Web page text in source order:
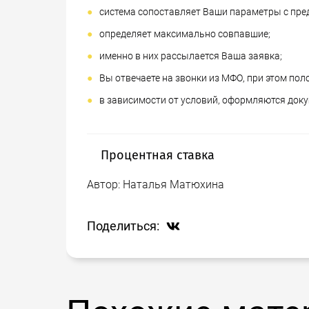
система сопоставляет Ваши параметры с
определяет максимально совпавшие;
именно в них рассылается Ваша заявка;
Вы отвечаете на звонки из МФО, при этом
в зависимости от условий, оформляются
Процентная ставка
То, что получение денег происходит
каждый из них должен быть готов к
высокий. И пусть при оформлении
обоснования, в противном случае, Вы
Автор: Наталья Матюхина
Поделиться: